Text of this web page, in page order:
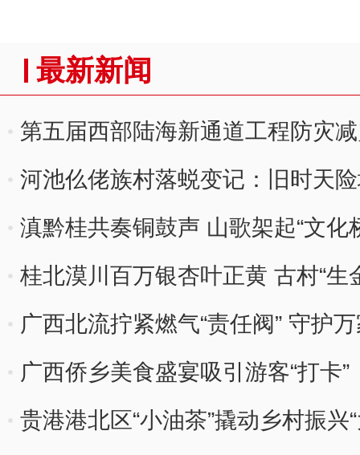
最新新闻
第五届西部陆海新通道工程防灾
广西举办
河池仫佬族村落蜕变记：旧时天险
滇黔桂共奏铜鼓声 山歌架起“文化
桂北漠川百万银杏叶正黄 古村“生
广西北流拧紧燃气“责任阀” 守护万
广西侨乡美食盛宴吸引游客“打卡”
贵港港北区“小油茶”撬动乡村振兴